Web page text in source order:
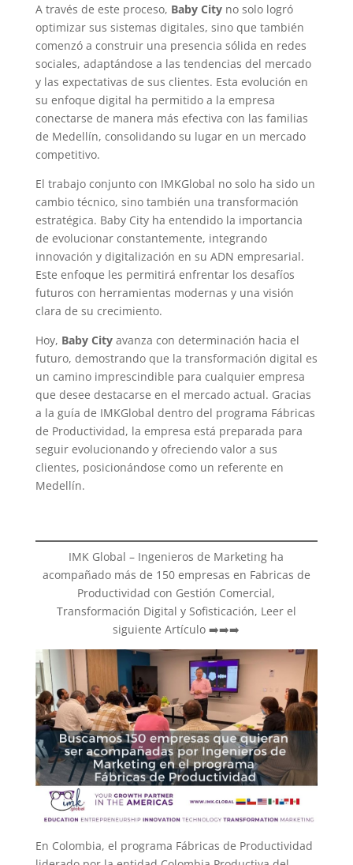
A través de este proceso, Baby City no solo logró
optimizar sus sistemas digitales, sino que también
comenzó a construir una presencia sólida en redes
sociales, adaptándose a las tendencias del mercado
y las expectativas de sus clientes. Esta evolución en
su enfoque digital ha permitido a la empresa
conectarse de manera más efectiva con las familias
de Medellín, consolidando su lugar en un mercado
competitivo.
El trabajo conjunto con IMKGlobal no solo ha sido un
cambio técnico, sino también una transformación
estratégica. Baby City ha entendido la importancia
de evolucionar constantemente, integrando
innovación y digitalización en su ADN empresarial.
Este enfoque les permitirá enfrentar los desafíos
futuros con herramientas modernas y una visión
clara de su crecimiento.
Hoy, Baby Cityavanza con determinación hacia el
futuro, demostrando que la transformación digital es
un camino imprescindible para cualquier empresa
que desee destacarse en el mercado actual. Gracias
a la guía de IMKGlobal dentro del programa Fábricas
de Productividad, la empresa está preparada para
seguir evolucionando y ofreciendo valor a sus
clientes, posicionándose como un referente en
Medellín.
IMK Global – Ingenieros de Marketing ha
acompañado más de 150 empresas en Fabricas de
Productividad con Gestión Comercial,
Transformación Digital y Sofisticación, Leer el
siguiente Artículo ➡️➡️➡️
En Colombia, el programa Fábricas de Productividad